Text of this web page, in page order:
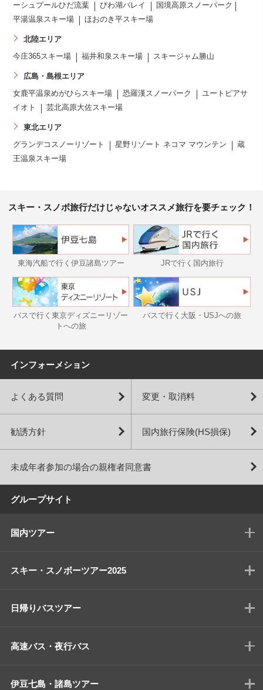
ーシュプールひだ流葉
びわ湖バレイ
国境高原スノーパーク
平湯温泉スキー場
ほおのき平スキー場
北陸エリア
今庄365スキー場 福井和泉スキー場 スキージャム勝山
広島・島根エリア
女鹿平温泉めがひらスキー場 恐羅漢スノーパーク
ユートピアサ
イオト
芸北高原大佐スキー場
東北エリア
グランデコスノーリゾート 星野リゾート ネコマ マウンテン
蔵
王温泉スキー場
スキー・スノボ旅行だけじゃないオススメ旅行を要チェック！
東海汽船で行く伊豆諸島ツアー JRで行く国内旅行
バスで行く東京ディズニーリゾー
トへの旅
バスで行く大阪・USJへの旅
インフォーメション
よくある質問 変更・取消料
勧誘方針 国内旅行保険(HS損保)
未成年者参加の場合の親権者同意書
グループサイト
国内ツアー
スキー・スノボーツアー2025
日帰りバスツアー
高速バス・夜行バス
伊豆七島・諸島ツアー